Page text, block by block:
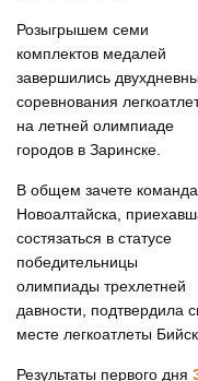
Розыгрышем семи
комплектов медалей
завершились
соревнования
на летней олимпиаде
городов в Заринске.
В общем зачете команда
Новоалтайска,
состязаться в статусе
победительницы
олимпиады трехлетней
давности, подтвердила
месте легкоатлеты
Результаты первого дня